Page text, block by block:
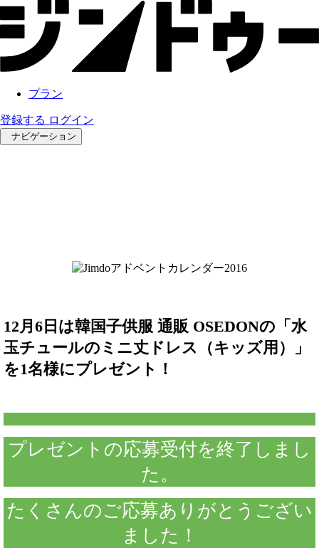
プラン
登録する ログイン
ナビゲーション
12月6日は韓国子供服 通販 OSEDONの「水
玉チュールのミニ丈ドレス（キッズ用）」
を1名様にプレゼント！
プレゼントの応募受付を終了しまし
た。
たくさんのご応募ありがとうござい
ました！